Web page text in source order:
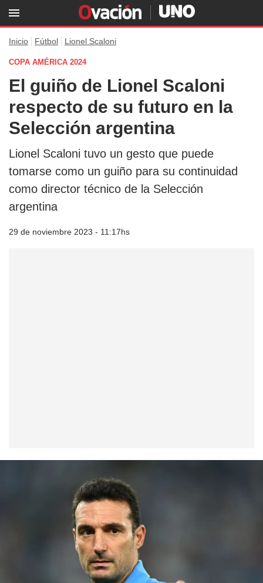
Inicio Fútbol Lionel Scaloni
COPA AMÉRICA 2024
El guiño de Lionel Scaloni
respecto de su futuro en la
Selección argentina
Lionel Scaloni tuvo un gesto que puede
tomarse como un guiño para su continuidad
como director técnico de la Selección
argentina
29 de noviembre 2023 - 11:17hs